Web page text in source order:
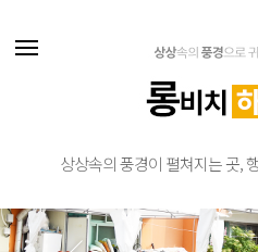
상상속의 풍경이 펼쳐지는 곳,